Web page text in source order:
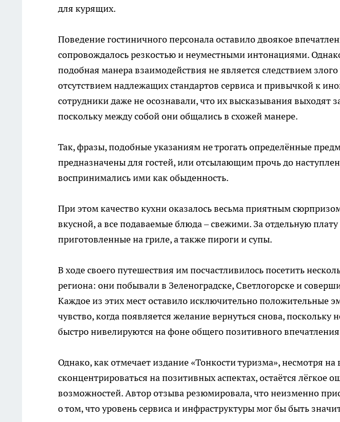
для курящих.
Поведение гостиничного персонала оставило двоякое
сопровождалось резкостью и неуместными интонациями.
подобная манера взаимодействия не является следствием
отсутствием надлежащих стандартов сервиса и привычкой к
сотрудники даже не осознавали, что их высказывания выходят
поскольку между собой они общались в схожей манере.
Так, фразы, подобные указаниям не трогать определённые
предназначены для гостей, или отсылающим прочь до
воспринимались ими как обыденность.
При этом качество кухни оказалось весьма приятным
вкусной, а все подаваемые блюда – свежими. За отдельную
приготовленные на гриле, а также пироги и супы.
В ходе своего путешествия им посчастливилось посетить
региона: они побывали в Зеленоградске, Светлогорске и
Каждое из этих мест оставило исключительно положительные
чувство, когда появляется желание вернуться снова, поскольку
быстро нивелируются на фоне общего позитивного
Однако, как отмечает издание «Тонкости туризма», несмотря на
сконцентрироваться на позитивных аспектах, остаётся лёгкое
возможностей. Автор отзыва резюмировала, что неизменно
о том, что уровень сервиса и инфраструктуры мог бы быть